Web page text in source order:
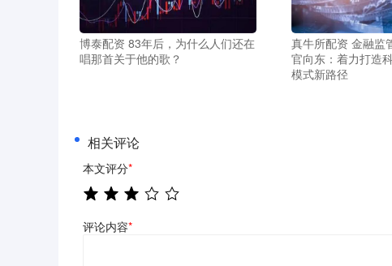
博泰配资 83年后，为什么人们还在
唱那首关于他的歌？
真牛所配资 金融监
官向东：着力打造
模式新路径
相关评论
本文评分*
评论内容*